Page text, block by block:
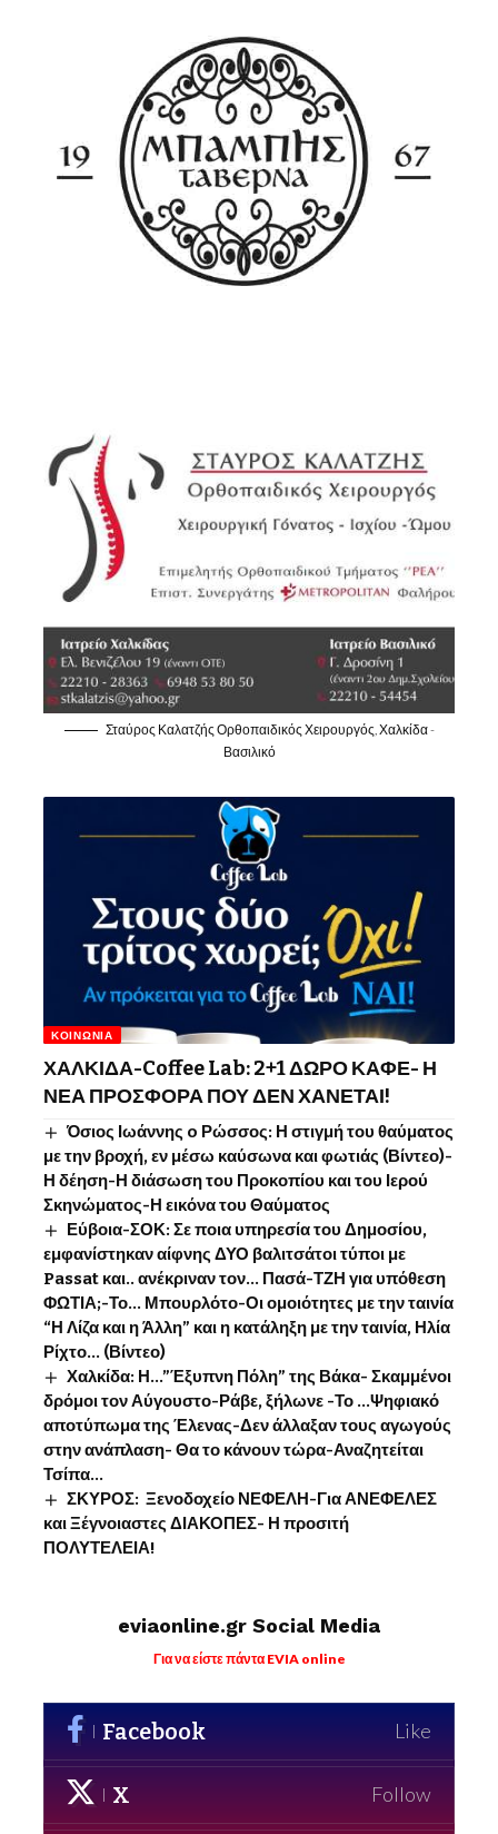
Σταύρος Καλατζής Ορθοπαιδικός Χειρουργός, Χαλκίδα -
Βασιλικό
ΚΟΙΝΩΝΊΑ
ΧΑΛΚΙΔΑ-Coffee Lab: 2+1 ΔΩΡΟ ΚΑΦΕ- Η
ΝΕΑ ΠΡΟΣΦΟΡΑ ΠΟΥ ΔΕΝ ΧΑΝΕΤΑΙ!
Όσιος Ιωάννης o Ρώσσος: Η στιγμή του θαύματος
με την βροχή, εν μέσω καύσωνα και φωτιάς (Βίντεο)-
Η δέηση-Η διάσωση του Προκοπίου και του Ιερού
Σκηνώματος-Η εικόνα του Θαύματος
Εύβοια-ΣΟΚ: Σε ποια υπηρεσία του Δημοσίου,
εμφανίστηκαν αίφνης ΔΥΟ βαλιτσάτοι τύποι με
Passat και.. ανέκριναν τον… Πασά-ΤΖΗ για υπόθεση
ΦΩΤΙΑ;-Το… Μπουρλότο-Οι ομοιότητες με την ταινία
“Η Λίζα και η Άλλη” και η κατάληξη με την ταινία, Ηλία
Ρίχτο… (Βίντεο)
Χαλκίδα: Η…”Έξυπνη Πόλη” της Βάκα- Σκαμμένοι
δρόμοι τον Αύγουστο-Ράβε, ξήλωνε -Το …Ψηφιακό
αποτύπωμα της Έλενας-Δεν άλλαξαν τους αγωγούς
στην ανάπλαση- Θα το κάνουν τώρα-Αναζητείται
Τσίπα…
ΣΚΥΡΟΣ: Ξενοδοχείο ΝΕΦΕΛΗ-Για ΑΝΕΦΕΛΕΣ
και Ξέγνοιαστες ΔΙΑΚΟΠΕΣ- Η προσιτή
ΠΟΛΥΤΕΛΕΙΑ!
eviaonline.gr Social Media
Για να είστε πάντα EVIA online
Facebook Like
X Follow